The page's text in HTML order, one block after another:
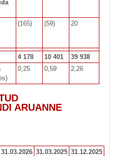
(165) (59) 20
4 178 10 401
39 938
0,25 0,59 2,26
ARUANNE
31.03.2026 31.03.2025 31.12.2025